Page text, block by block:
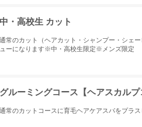
中・高校生 カット
通常のカット（ヘアカット・シャンプー・シェ
ューになります※中・高校生限定※メンズ限定
グルーミングコース【ヘアスカルプ
通常のカットコースに育毛ヘアケアスパをプラ